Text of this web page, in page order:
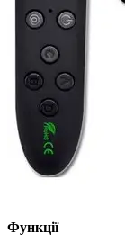
Функції